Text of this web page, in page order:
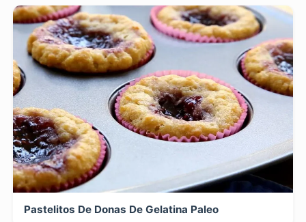
Pastelitos De Donas De Gelatina Paleo